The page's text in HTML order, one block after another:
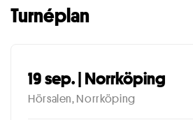
Turnéplan
19 sep. | Norrköping
Hörsalen, Norrköping